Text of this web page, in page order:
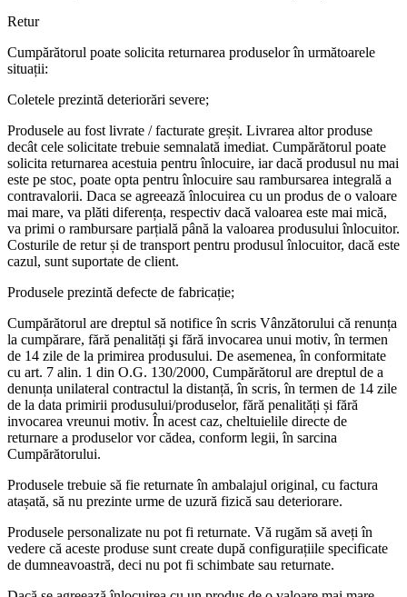
Retur
Cumpărătorul poate solicita returnarea produselor în următoarele
situații:
Coletele prezintă deteriorări severe;
Produsele au fost livrate / facturate greșit. Livrarea altor produse
decât cele solicitate trebuie semnalată imediat. Cumpărătorul poate
solicita returnarea acestuia pentru înlocuire, iar dacă produsul nu mai
este pe stoc, poate opta pentru înlocuire sau rambursarea integrală a
contravalorii. Daca se agreează înlocuirea cu un produs de o valoare
mai mare, va plăti diferența, respectiv dacă valoarea este mai mică,
va primi o rambursare parțială până la valoarea produsului înlocuitor.
Costurile de retur și de transport pentru produsul înlocuitor, dacă este
cazul, sunt suportate de client.
Produsele prezintă defecte de fabricație;
Cumpărătorul are dreptul să notifice în scris Vânzătorului că renunța
la cumpărare, fără penalități şi fără invocarea unui motiv, în termen
de 14 zile de la primirea produsului. De asemenea, în conformitate
cu art. 7 alin. 1 din O.G. 130/2000, Cumpărătorul are dreptul de a
denunța unilateral contractul la distanță, în scris, în termen de 14 zile
de la data primirii produsului/produselor, fără penalități și fără
invocarea vreunui motiv. În acest caz, cheltuielile directe de
returnare a produselor vor cădea, conform legii, în sarcina
Cumpărătorului.
Produsele trebuie să fie returnate în ambalajul original, cu factura
atașată, să nu prezinte urme de uzură fizică sau deteriorare.
Produsele personalizate nu pot fi returnate. Vă rugăm să aveți în
vedere că aceste produse sunt create după configurațiile specificate
de dumneavoastră, deci nu pot fi schimbate sau returnate.